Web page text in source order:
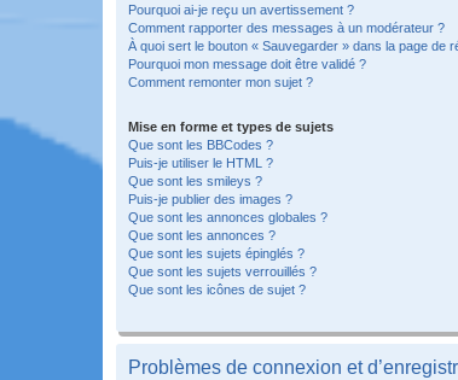
Pourquoi ai-je reçu un avertissement ?
Comment rapporter des messages à un modérateur ?
À quoi sert le bouton « Sauvegarder » dans la page de
Pourquoi mon message doit être validé ?
Comment remonter mon sujet ?
Mise en forme et types de sujets
Que sont les BBCodes ?
Puis-je utiliser le HTML ?
Que sont les smileys ?
Puis-je publier des images ?
Que sont les annonces globales ?
Que sont les annonces ?
Que sont les sujets épinglés ?
Que sont les sujets verrouillés ?
Que sont les icônes de sujet ?
Problèmes de connexion et